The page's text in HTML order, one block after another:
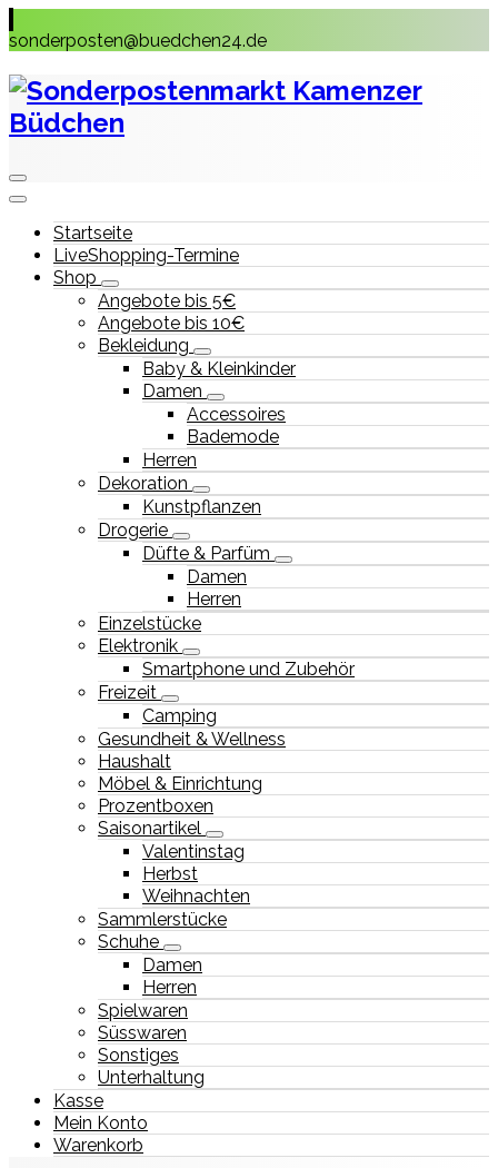
to
sonderposten@buedchen24.de
Startseite
LiveShopping-Termine
Shop
Angebote bis 5€
Angebote bis 10€
Bekleidung
Baby & Kleinkinder
Damen
Accessoires
Bademode
Herren
Dekoration
Kunstpflanzen
Drogerie
Düfte & Parfüm
Damen
Herren
Einzelstücke
Elektronik
Smartphone und Zubehör
Freizeit
Camping
Gesundheit & Wellness
Haushalt
Möbel & Einrichtung
Prozentboxen
Saisonartikel
Valentinstag
Herbst
Weihnachten
Sammlerstücke
Schuhe
Damen
Herren
Spielwaren
Süsswaren
Sonstiges
Unterhaltung
Kasse
Mein Konto
Warenkorb